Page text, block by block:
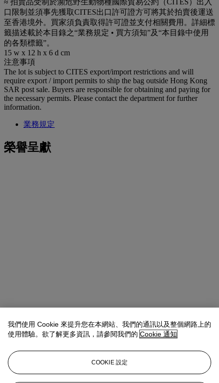
口限制並須事先獲取CITES出口許可證方可將其於拍賣後運送
至香港境外。買家須負責取得許可證並支付相關費用。詳細標
籤描述載於本目錄之“業務規定 • 買方須知”及“本目錄中使用
的各類標籤”。
15 w x 12 h x 6 d cm
注意事項
The lot is subject to CITES export/import restrictions and will
require export / import permits to ship the bag outside Hong Kong
SAR post sale. Buyers are responsible for obtaining and paying for
the necessary permits. Please contact the department for further
information.
業務規定
榮譽呈獻
我們使用 Cookie 來提升您在本網站、我們的通訊以及整個網路上的
使用體驗。欲了解更多資訊，請參閱我們的 Cookie 通知
COOKIE 設定